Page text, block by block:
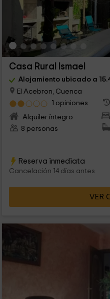
Casa Rural Ismael
Alojamiento ubicado a
El Acebron, Cuenca
1 opiniones
Alquiler íntegro
8 personas
Reserva inmediata
Cancelación 14 días antes
VER